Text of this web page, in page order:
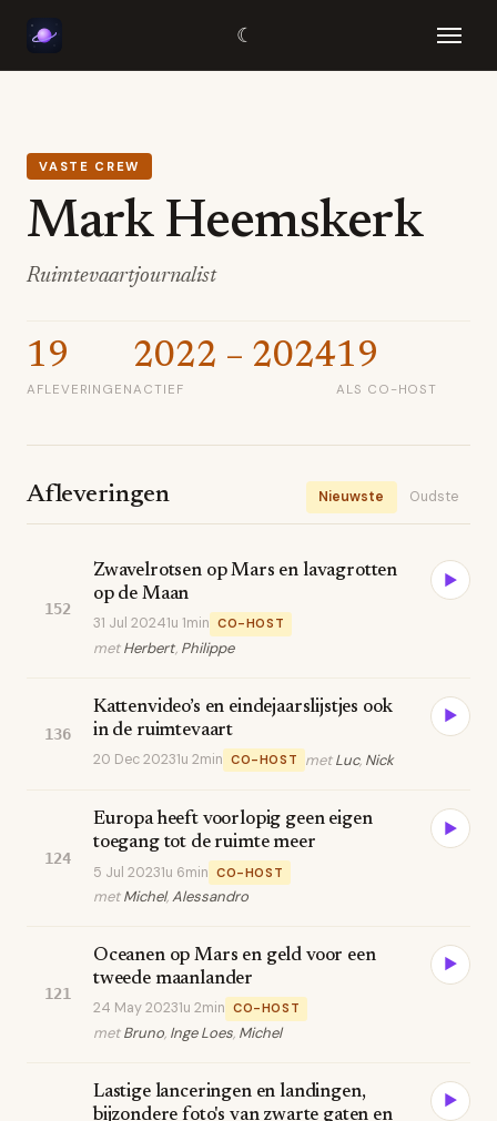
☾
VASTE CREW
Mark Heemskerk
Ruimtevaartjournalist
19
AFLEVERINGEN
2022 – 2024
ACTIEF
19
ALS CO-HOST
Afleveringen Nieuwste Oudste
152
Zwavelrotsen op Mars en lavagrotten
op de Maan
31 Jul 20241u 1min CO-HOST
metHerbert, Philippe
▶
136
Kattenvideo’s en eindejaarslijstjes ook
in de ruimtevaart
20 Dec 20231u 2min CO-HOST metLuc, Nick
▶
124
Europa heeft voorlopig geen eigen
toegang tot de ruimte meer
5 Jul 20231u 6min CO-HOST
metMichel,Alessandro
▶
121
Oceanen op Mars en geld voor een
tweede maanlander
24 May 20231u 2min CO-HOST
metBruno, Inge Loes, Michel
▶
Lastige lanceringen en landingen,
bijzondere foto's van zwarte gaten en
▶